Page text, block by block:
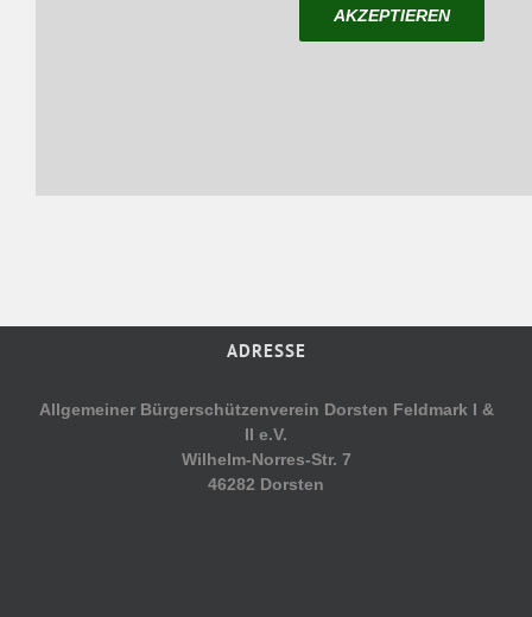
AKZEPTIEREN
ADRESSE
Allgemeiner Bürgerschützenverein Dorsten Feldmark I &
II e.V.
Wilhelm-Norres-Str. 7
46282 Dorsten